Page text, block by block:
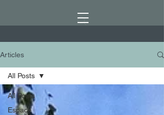
Articles
All Posts
Espace
All Posts